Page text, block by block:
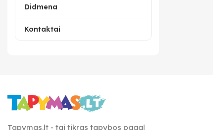
Didmena
Kontaktai
Tapymas.lt - tai tikras tapybos pagal